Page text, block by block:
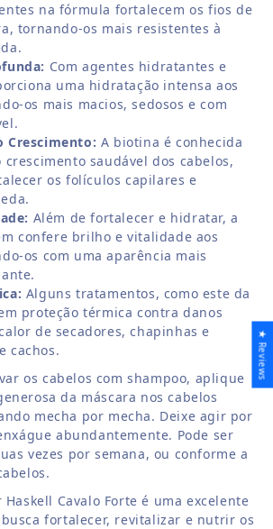
na fórmula fortalecem os fios de
tornando-os mais resistentes à
Com agentes hidratantes e
uma hidratação intensa aos
os mais macios, sedosos e com
Crescimento: A biotina é conhecida
saudável dos cabelos,
os folículos capilares e
Além de fortalecer e hidratar, a
confere brilho e vitalidade aos
os com uma aparência mais
Alguns tratamentos, como este da
proteção térmica contra danos
de secadores, chapinhas e
cachos.
os cabelos com shampoo, aplique
da máscara nos cabelos
mecha por mecha. Deixe agir por
abundantemente. Pode ser
vezes por semana, ou conforme a
Cavalo Forte é uma excelente
fortalecer, revitalizar e nutrir os
★ Reviews